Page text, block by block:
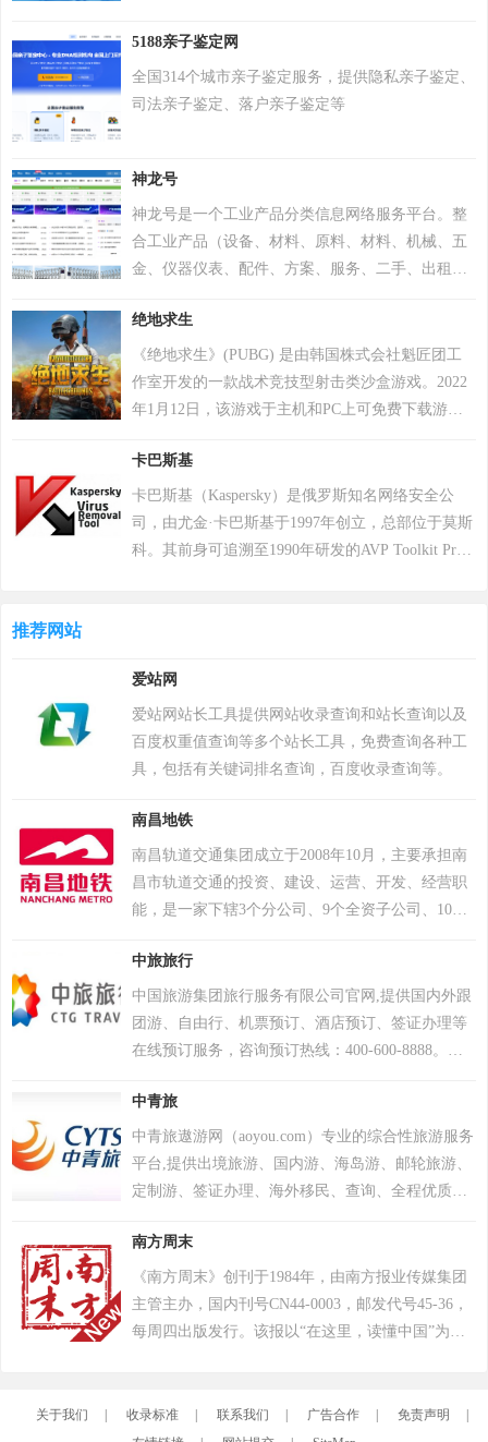
下官网手机号码测吉凶查询系统，专业最新版、超
准，靠谱！
5188亲子鉴定网
全国314个城市亲子鉴定服务，提供隐私亲子鉴定、
司法亲子鉴定、落户亲子鉴定等
神龙号
神龙号是一个工业产品分类信息网络服务平台。整
合工业产品（设备、材料、原料、材料、机械、五
金、仪器仪表、配件、方案、服务、二手、出租
品信息。同时设有产品排行 榜单、产品品牌、品牌
排行、行业专区、产品品类专区等栏目，帮助中小
企业、厂商通过网络营销的方式宣传企业产品或服
务，获得更多商机。
绝地求生
《绝地求生》(PUBG) 是由韩国株式会社魁匠团工
作室开发的一款战术竞技型射击类沙盒游戏。2022
年1月12日，该游戏于主机和PC上可免费下载游
资源，并在不断缩小的安全区域内对抗其他玩家，
让自己生存到最后 。 游戏《绝地求生》除获得G-
STAR最高奖项总统奖以及其他五项大奖，且打破了
7项吉尼斯纪录。 2018年8月9日，《绝地求生》官
求生》将于12月8日登陆 Epic 游戏商城。自2024年1
月1日起，《绝地求生》不再支持所有使用Windows
7、Windows 8和Windows 8.1操作系统的PC平台。
2024年2月26日，PCL 赛事官方宣布，《PUBG》
年12月，入选Steam2025年热门游戏榜单年度热门游
戏榜、年度畅销榜。
卡巴斯基
卡巴斯基（Kaspersky）是俄罗斯知名网络安全公
司，由尤金·卡巴斯基于1997年创立，总部位于莫斯
科。其前身可追溯至1990年研发的AVP Toolkit Pro
个人防护、企业安全及工业控制系统，2017年推出
自主研发的安全操作系统，2022年“安全远程工作空
间”获世界互联网领先科技成果。因地缘政治影响，
2017年起被美国政府禁用，2024年6月遭全面封禁后
景，2019年品牌升级后聚焦全球化战略，在中国等
重点市场保持合作，曾中标中央政府采购项目并获
2023年世界互联网大会科技奖。
推荐网站
爱站网
爱站网站长工具提供网站收录查询和站长查询以及
百度权重值查询等多个站长工具，免费查询各种工
具，包括有关键词排名查询，百度收录查询等。
南昌地铁
南昌轨道交通集团成立于2008年10月，主要承担南
昌市轨道交通的投资、建设、运营、开发、经营职
能，是一家下辖3个分公司、9个全资子公司、10个
型国有企业集团。
中旅旅行
中国旅游集团旅行服务有限公司官网,提供国内外跟
团游、自由行、机票预订、酒店预订、签证办理等
在线预订服务，咨询预订热线：400-600-8888。中
中青旅
中青旅遨游网（aoyou.com）专业的综合性旅游服务
平台,提供出境旅游、国内游、海岛游、邮轮旅游、
定制游、签证办理、海外移民、查询、全程优质服
6666。
南方周末
《南方周末》创刊于1984年，由南方报业传媒集团
主管主办，国内刊号CN44-0003，邮发代号45-36，
每周四出版发行。该报以“在这里，读懂中国”为宗
报，每期32版涵盖新闻、经济、文化三大板块，读
关于我们 | 收录标准 | 联系我们 | 广告合作 | 免责声明
|